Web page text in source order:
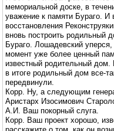
мемориальной доске, в
уважение к памяти Бураго.
восстановления
вновь построить родильный
Бураго. Лошадевский
момент уже более ценный
известный родительный
в итоге родильный дом все-
передвинули.
Корр. Ну, а следующим
Аристарх Изосимович
А.И. Ваш покорный слуга.
Корр. Ваш проект хорошо,